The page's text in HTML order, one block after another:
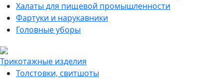
Халаты для пищевой промышленности
Фартуки и нарукавники
Головные уборы
Трикотажные изделия
Толстовки, свитшоты